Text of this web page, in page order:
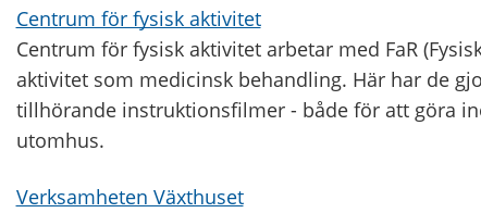
Centrum för fysisk aktivitet
Centrum för fysisk aktivitet arbetar med FaR
aktivitet som medicinsk behandling. Här har de
tillhörande instruktionsfilmer - både för att göra
utomhus.
Verksamheten Växthuset